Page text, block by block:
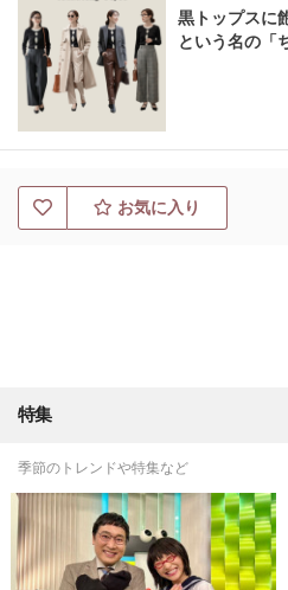
黒トップスに
という名の「
お気に入り
特集
季節のトレンドや特集など